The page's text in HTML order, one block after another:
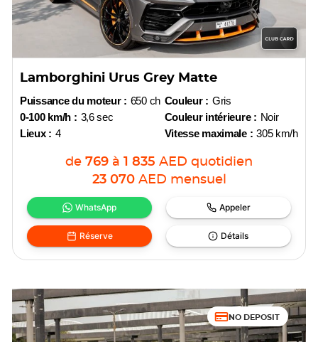
Lamborghini Urus Grey Matte
Puissance du moteur : 650 ch
0-100 km/h : 3,6 sec
Lieux : 4
Couleur : Gris
Couleur intérieure : Noir
Vitesse maximale : 305 km/h
de 769 à 1 835 AED quotidien
23 070 AED mensuel
WhatsApp Appeler
Réserve Détails
NO DEPOSIT